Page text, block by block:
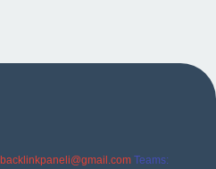
backlinkpaneli@gmail.com Teams: